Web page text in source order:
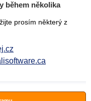
během několika
prosím některý z